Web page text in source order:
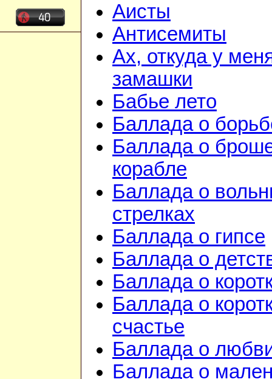
Аисты
Антисемиты
Ах, откуда у
замашки
Бабье лето
Баллада о
Баллада о
корабле
Баллада о
стрелках
Баллада о гипсе
Баллада о
Баллада о
Баллада о
счастье
Баллада о
Баллада о